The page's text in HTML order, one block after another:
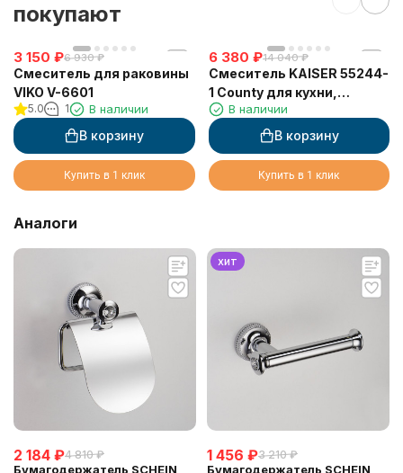
покупают
3 150 ₽6 930 ₽
Смеситель для раковины
VIKO V-6601
5.0 1 В наличии
В корзину
Купить в 1 клик
6 380 ₽14 040 ₽
Смеситель KAISER 55244-
1 County для кухни,
песочный
В наличии
В корзину
Купить в 1 клик
Аналоги
2 184 ₽4 810 ₽
Бумагодержатель SCHEIN
хит
1 456 ₽3 210 ₽
Бумагодержатель SCHEIN